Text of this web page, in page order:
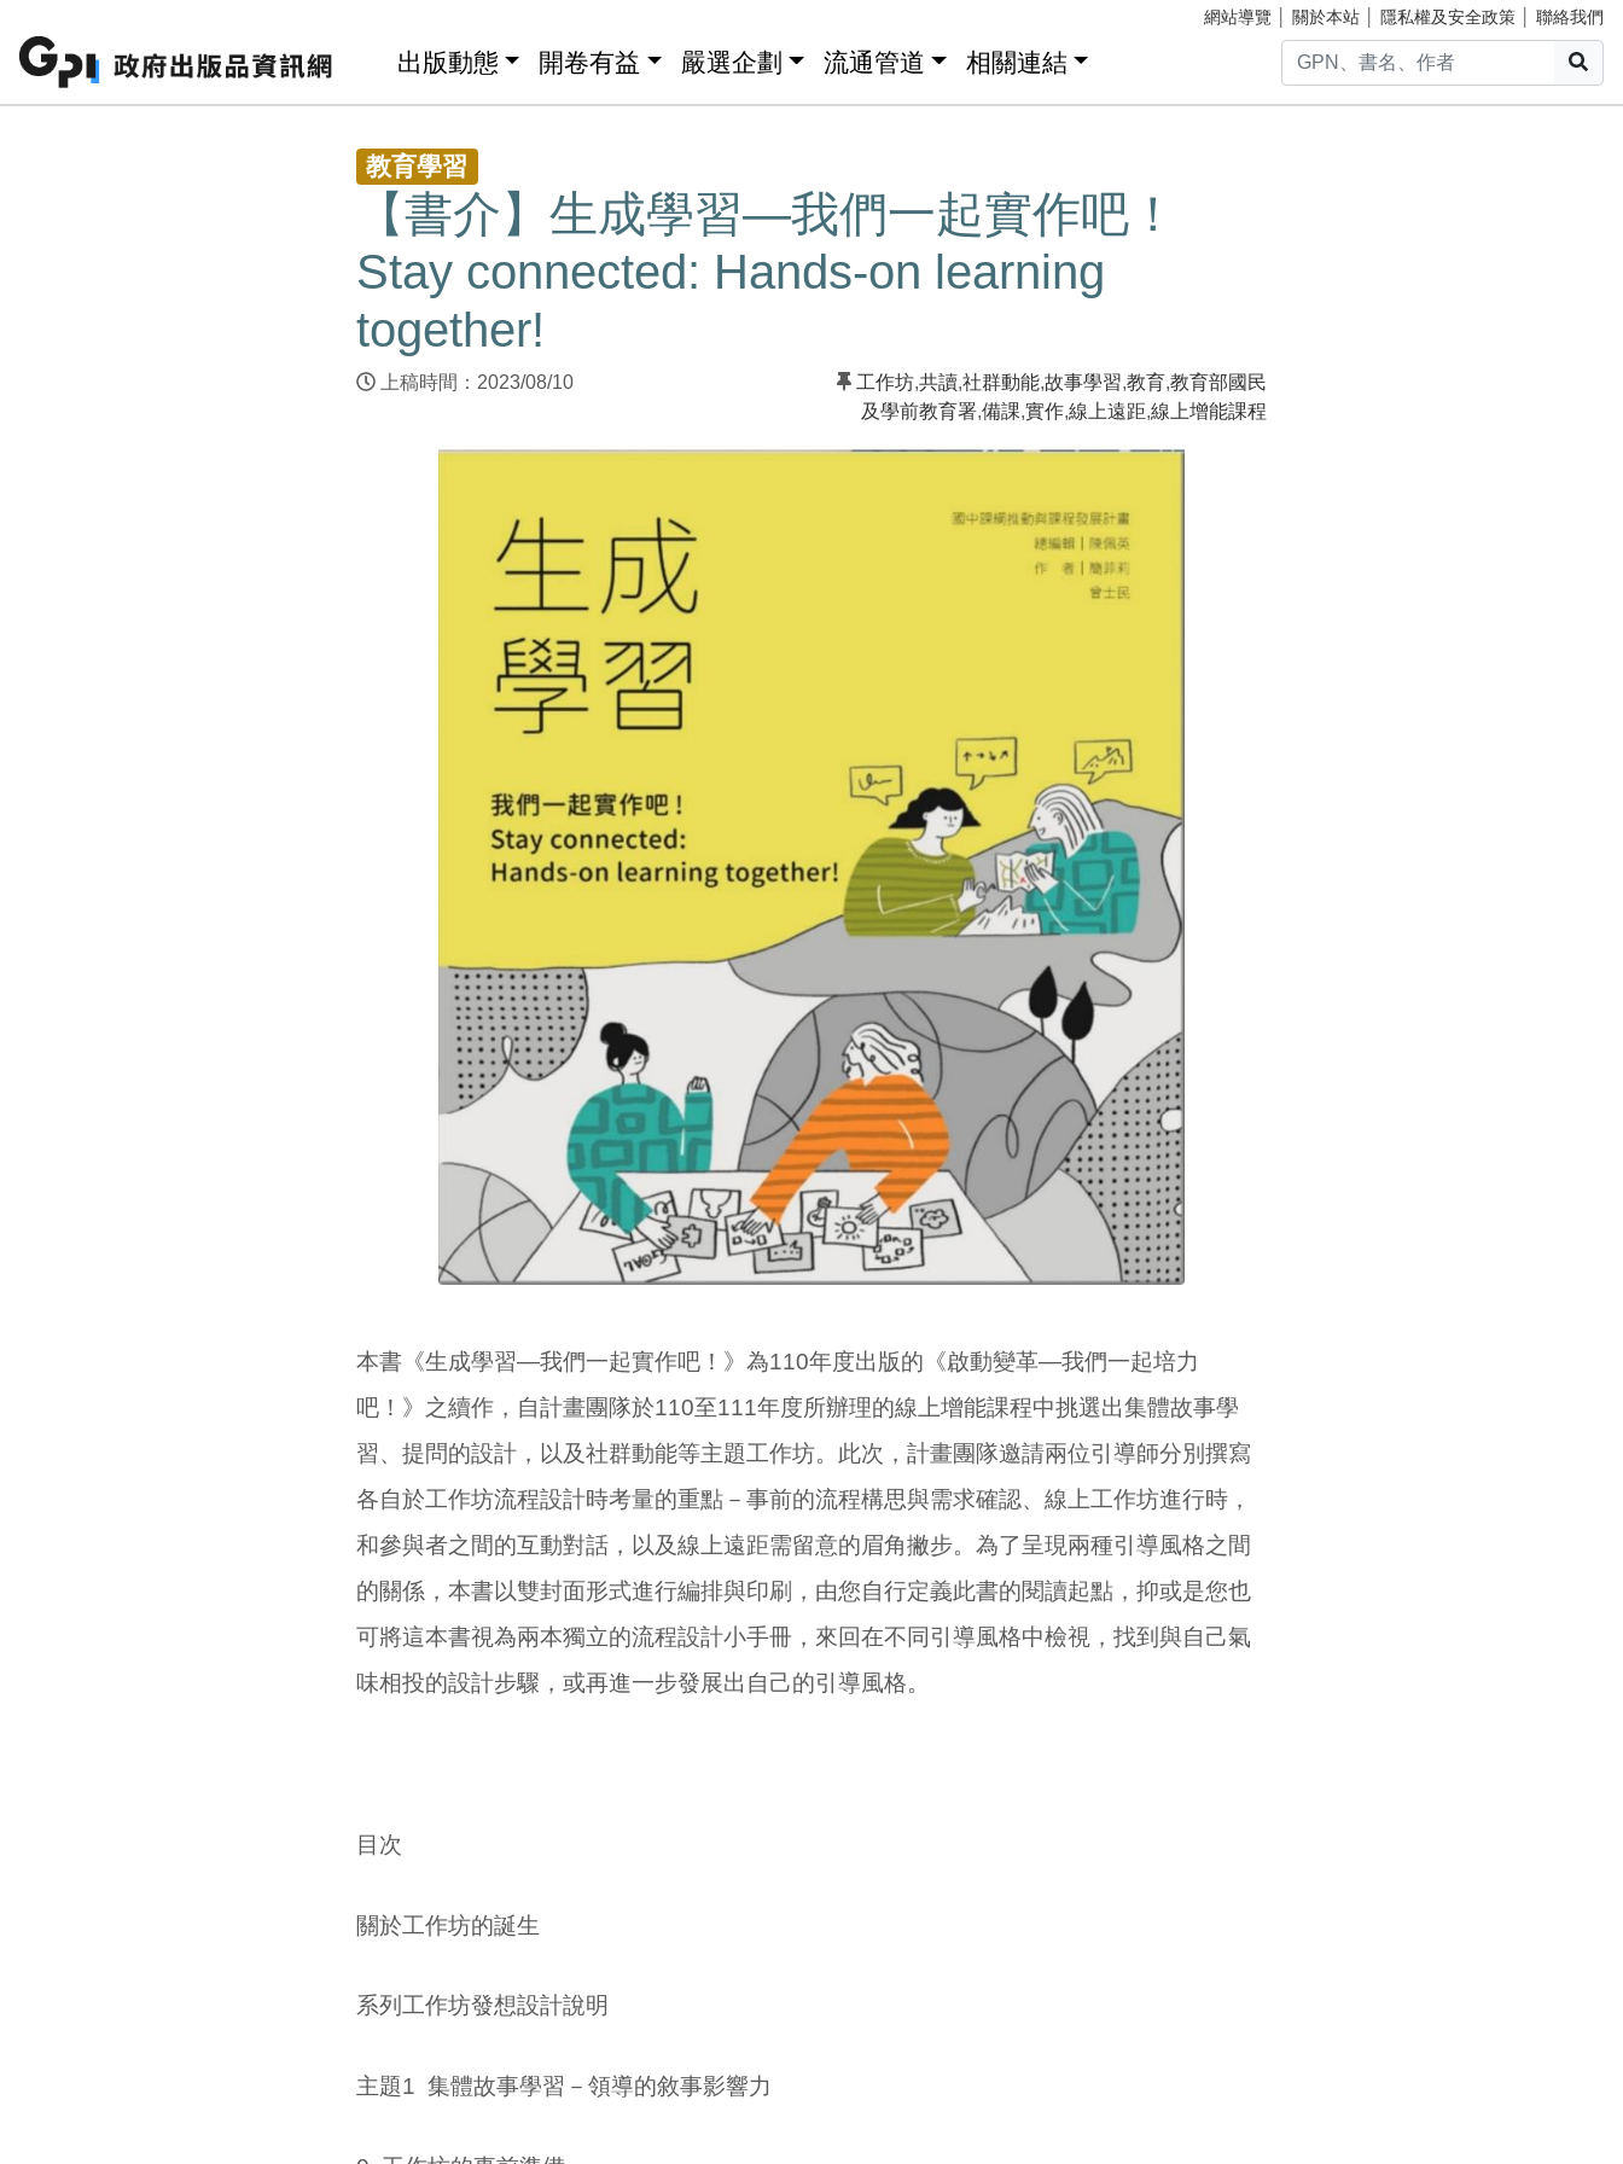
網站導覽 關於本站 隱私權及安全政策 聯絡我們
出版動態 開卷有益 嚴選企劃 流通管道 相關連結
教育學習
【書介】生成學習—我們一起實作吧！
Stay connected: Hands-on learning
together!
上稿時間：2023/08/10 工作坊,共讀,社群動能,故事學習,教育,教育部國民
及學前教育署,備課,實作,線上遠距,線上增能課程
本書《生成學習—我們一起實作吧！》為110年度出版的《啟動變革—我們一起培力
吧！》之續作，自計畫團隊於110至111年度所辦理的線上增能課程中挑選出集體故事學
習、提問的設計，以及社群動能等主題工作坊。此次，計畫團隊邀請兩位引導師分別撰寫
各自於工作坊流程設計時考量的重點－事前的流程構思與需求確認、線上工作坊進行時，
和參與者之間的互動對話，以及線上遠距需留意的眉角撇步。為了呈現兩種引導風格之間
的關係，本書以雙封面形式進行編排與印刷，由您自行定義此書的閱讀起點，抑或是您也
可將這本書視為兩本獨立的流程設計小手冊，來回在不同引導風格中檢視，找到與自己氣
味相投的設計步驟，或再進一步發展出自己的引導風格。
目次
關於工作坊的誕生
系列工作坊發想設計說明
主題1 集體故事學習－領導的敘事影響力